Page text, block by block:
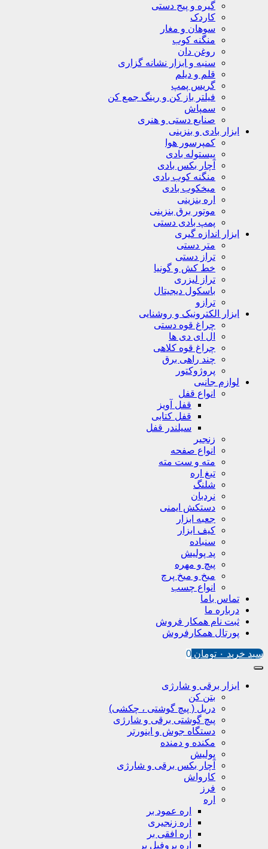
گیره و پیج دستی
کاردک
سوهان و مغار
منگنه کوب
روغن دان
سنبه و ابزار نشانه گزاری
قلم و دیلم
گریس پمپ
فیلتر باز کن و رینگ جمع کن
سمپاش
صنایع دستی و هنری
ابزار بادی و بنزینی
کمپرسور هوا
پیستوله بادی
آچار بکس بادی
منگنه کوب بادی
میخکوب بادی
اره بنزینی
موتور برق بنزینی
پمپ بادی دستی
ابزار اندازه گیری
متر دستی
تراز دستی
خط کش و گونیا
تراز لیزری
باسکول دیجیتال
ترازو
ابزار الکترونیک و روشنایی
چراغ قوه دستی
ال ای دی ها
چراغ قوه کلاهی
چند راهی برق
پروژوکتور
لوازم جانبی
انواع قفل
قفل آویز
قفل کتابی
سیلندر قفل
زنجیر
انواع صفحه
مته و ست مته
تیغ اره
شلنگ
نردبان
دستکش ایمنی
جعبه ابزار
کیف ابزار
سنباده
پد پولیش
پیچ و مهره
میخ و میخ پرچ
انواع چسب
تماس باما
درباره ما
ثبت نام همکار فروش
پورتال همکارفروش
سبد خرید ۰ تومان 0
ابزار برقی و شارژی
بتن کن
دریل ( پیچ گوشتی ، چکشی)
پیچ گوشتی برقی و شارژی
دستگاه جوش و اینورتر
مکنده و دمنده
پولیش
آچار بکس برقی و شارژی
کارواش
فرز
اره
اره عمود بر
اره زنجیری
اره افقی بر
اره پروفیل پر